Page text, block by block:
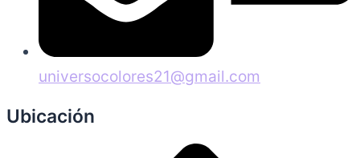
universocolores21@gmail.com
Ubicación